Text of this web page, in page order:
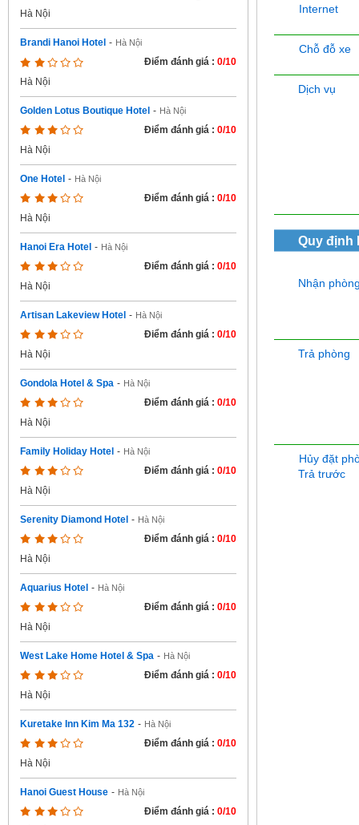
Hà Nội
Brandi Hanoi Hotel - Hà Nội
Điểm đánh giá : 0/10
Hà Nội
Golden Lotus Boutique Hotel - Hà Nội
Điểm đánh giá : 0/10
Hà Nội
One Hotel - Hà Nội
Điểm đánh giá : 0/10
Hà Nội
Hanoi Era Hotel - Hà Nội
Điểm đánh giá : 0/10
Hà Nội
Artisan Lakeview Hotel - Hà Nội
Điểm đánh giá : 0/10
Hà Nội
Gondola Hotel & Spa - Hà Nội
Điểm đánh giá : 0/10
Hà Nội
Family Holiday Hotel - Hà Nội
Điểm đánh giá : 0/10
Hà Nội
Serenity Diamond Hotel - Hà Nội
Điểm đánh giá : 0/10
Hà Nội
Aquarius Hotel - Hà Nội
Điểm đánh giá : 0/10
Hà Nội
West Lake Home Hotel & Spa - Hà Nội
Điểm đánh giá : 0/10
Hà Nội
Kuretake Inn Kim Ma 132 - Hà Nội
Điểm đánh giá : 0/10
Hà Nội
Hanoi Guest House - Hà Nội
Điểm đánh giá : 0/10
Internet
Chỗ đỗ xe
Dịch vụ
Quy định
Nhận
Trả phòng
Hủy đặt
Trả trước